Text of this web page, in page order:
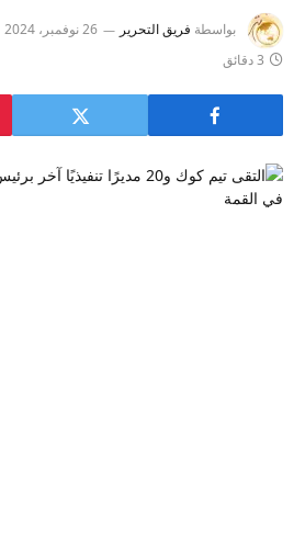
بواسطة فريق التحرير 26 نوفمبر، 2024
3 دقائق